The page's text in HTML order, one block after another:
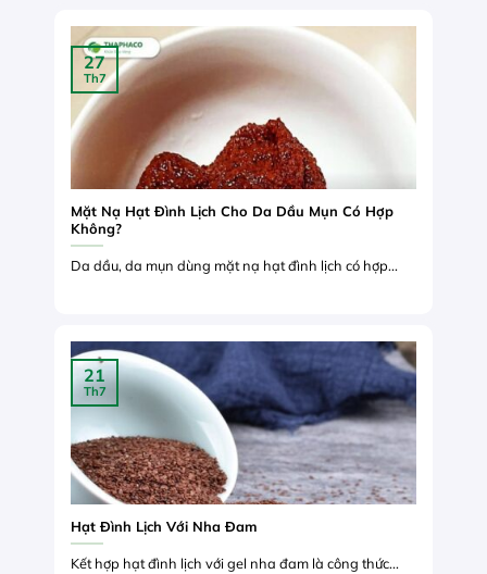
Mặt Nạ Hạt Đình Lịch Cho Da Dầu Mụn Có Hợp
Không?
Da dầu, da mụn dùng mặt nạ hạt đình lịch có hợp...
27
Th7
Hạt Đình Lịch Với Nha Đam
Kết hợp hạt đình lịch với gel nha đam là công thức...
21
Th7